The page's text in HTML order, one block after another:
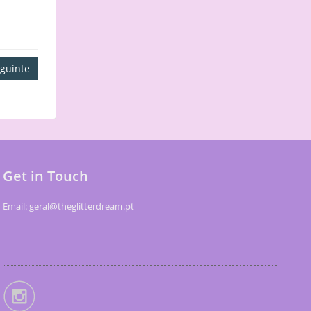
Get in Touch
Email: geral@theglitterdream.pt